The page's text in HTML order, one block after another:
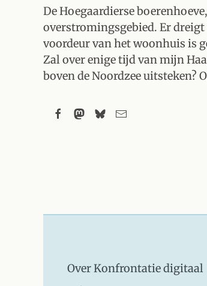
De Hoegaardierse
overstromingsgebied. Er dreigt
voordeur van het woonhuis is
Zal over enige tijd van mijn
boven de Noordzee uitsteken?
Over Konfrontatie digitaal